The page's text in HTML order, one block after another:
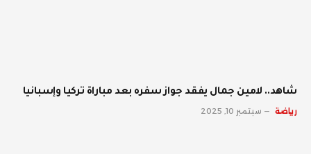
شاهد.. لامين جمال يفقد جواز سفره بعد مباراة تركيا وإسبانيا
رياضة سبتمبر 10, 2025